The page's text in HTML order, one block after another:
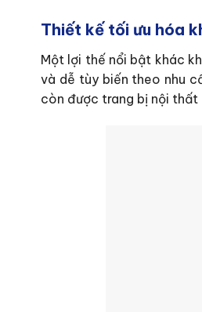
Thiết kế tối ưu hóa
Một lợi thế nổi bật khác
và dễ tùy biến theo nhu
còn được trang bị nội